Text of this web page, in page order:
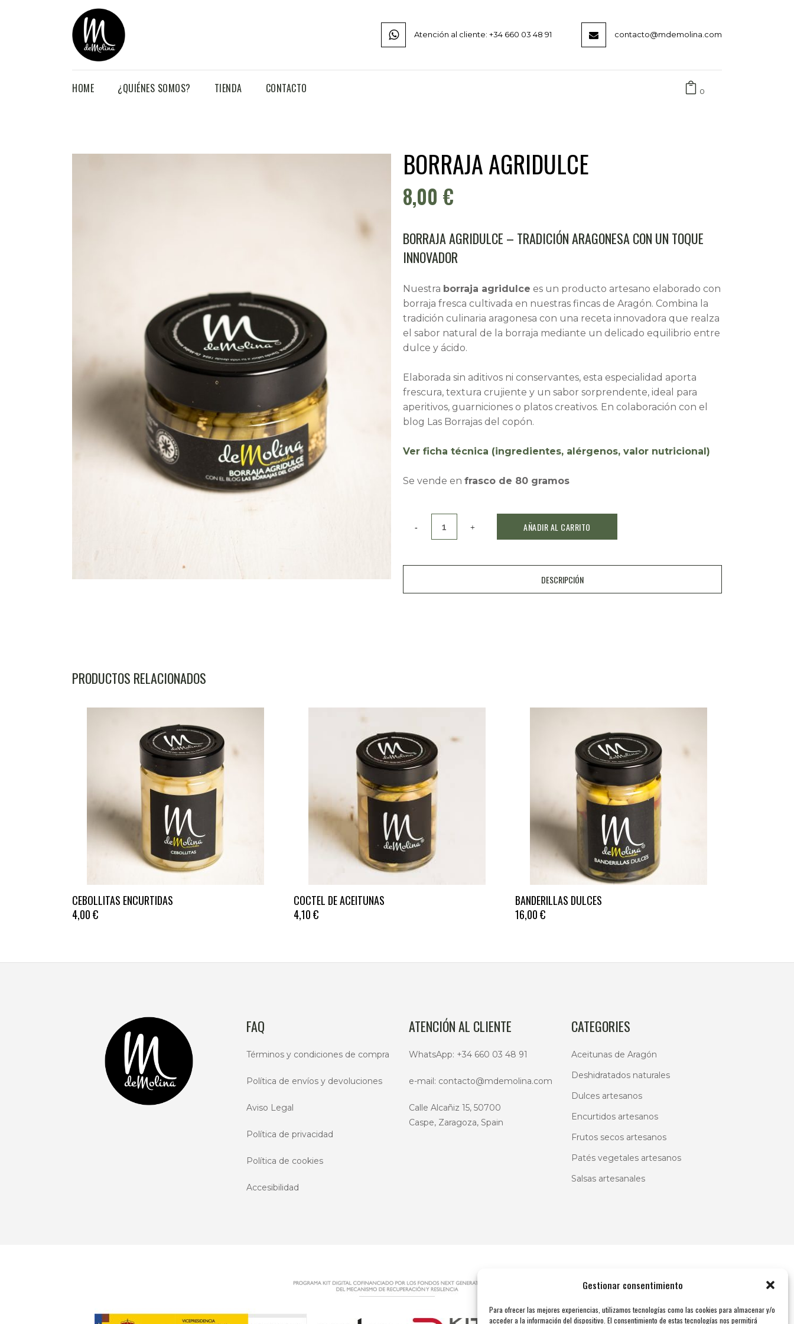
Gestionar consentimiento
Para ofrecer las mejores experiencias, utilizamos tecnologías como las cookies para almacenar y/o
acceder a la información del dispositivo. El consentimiento de estas tecnologías nos permitirá
Atención al cliente: +34 660 03 48 91 contacto@mdemolina.com
HOME ¿QUIÉNES SOMOS? TIENDA CONTACTO 0
BORRAJA AGRIDULCE
8,00 €
BORRAJA AGRIDULCE – TRADICIÓN ARAGONESA CON UN TOQUE
INNOVADOR
Nuestra borraja agridulce es un producto artesano elaborado con
borraja fresca cultivada en nuestras fincas de Aragón. Combina la
tradición culinaria aragonesa con una receta innovadora que realza
el sabor natural de la borraja mediante un delicado equilibrio entre
dulce y ácido.
Elaborada sin aditivos ni conservantes, esta especialidad aporta
frescura, textura crujiente y un sabor sorprendente, ideal para
aperitivos, guarniciones o platos creativos. En colaboración con el
blog Las Borrajas del copón.
Ver ficha técnica (ingredientes, alérgenos, valor nutricional)
Se vende en frasco de 80 gramos
quantity
AÑADIR AL CARRITO
DESCRIPCIÓN
PRODUCTOS RELACIONADOS
CEBOLLITAS ENCURTIDAS
4,00€
COCTEL DE ACEITUNAS
4,10€
producto
tiene
la
página
BANDERILLAS DULCES
16,00€
FAQ
Términos y condiciones de compra
Política de envíos y devoluciones
Aviso Legal
Política de privacidad
Política de cookies
Accesibilidad
ATENCIÓN AL CLIENTE
WhatsApp: +34 660 03 48 91
e-mail: contacto@mdemolina.com
Calle Alcañiz 15, 50700
Caspe, Zaragoza, Spain
CATEGORIES
Aceitunas de Aragón
Deshidratados naturales
Dulces artesanos
Encurtidos artesanos
Frutos secos artesanos
Patés vegetales artesanos
Salsas artesanales